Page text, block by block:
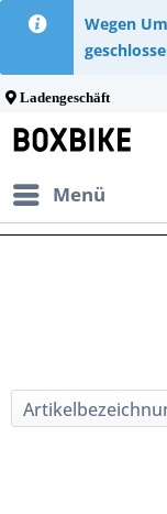
Wegen
Ladengeschäft
Menü